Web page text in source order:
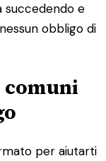
succedendo e
obbligo di
comuni
per aiutarti